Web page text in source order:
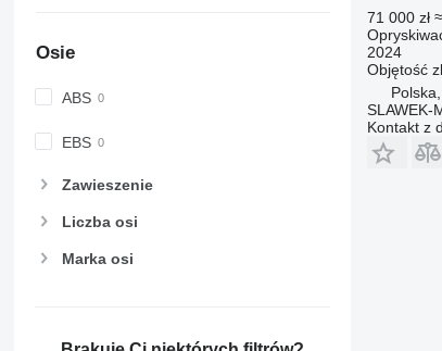
Osie
ABS
EBS
Zawieszenie
Liczba osi
Marka osi
71 000 zł
2024
Objętość
SLAWEK-
Kontakt z